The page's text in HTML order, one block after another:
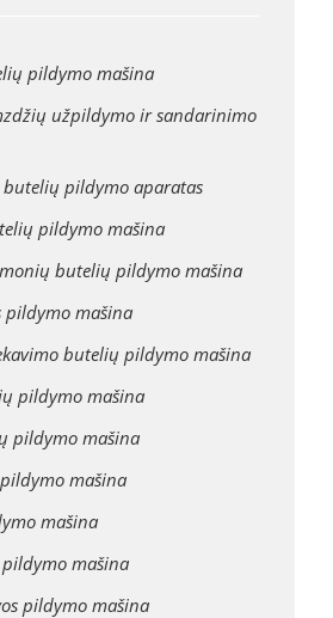
pildymo mašina
užpildymo ir sandarinimo
butelių pildymo aparatas
pildymo mašina
butelių pildymo mašina
pildymo mašina
butelių pildymo mašina
pildymo mašina
pildymo mašina
mašina
mašina
mašina
pildymo mašina